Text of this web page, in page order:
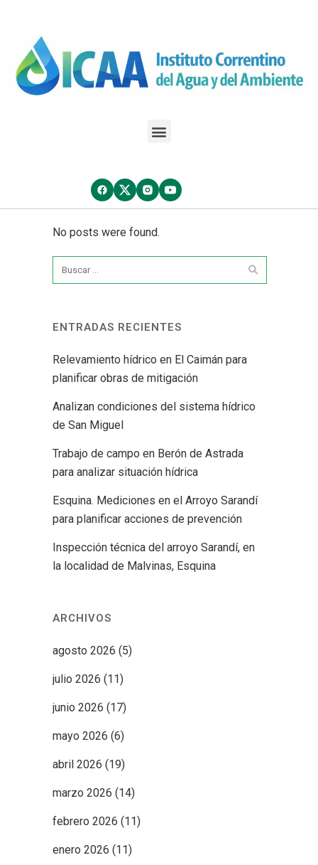
No posts were found.
ENTRADAS RECIENTES
Relevamiento hídrico en El Caimán para
planificar obras de mitigación
Analizan condiciones del sistema hídrico
de San Miguel
Trabajo de campo en Berón de Astrada
para analizar situación hídrica
Esquina. Mediciones en el Arroyo Sarandí
para planificar acciones de prevención
Inspección técnica del arroyo Sarandí, en
la localidad de Malvinas, Esquina
ARCHIVOS
agosto 2026 (5)
julio 2026 (11)
junio 2026 (17)
mayo 2026 (6)
abril 2026 (19)
marzo 2026 (14)
febrero 2026 (11)
enero 2026 (11)